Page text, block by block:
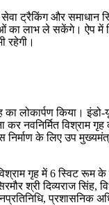
सेवा ट्रैकिंग और
का लाभ ले सकेंगे। ऐप
रहेगी।
का लोकार्पण किया।
विश्राम
के लिए उप
गृह में 6 स्विट
श्री दिव्यराज सिंह,
प्रशासनिक